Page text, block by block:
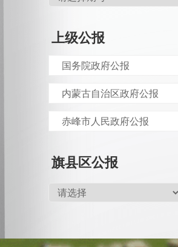
上级公报
国务院政府公报
内蒙古自治区政府公报
赤峰市人民政府公报
旗县区公报